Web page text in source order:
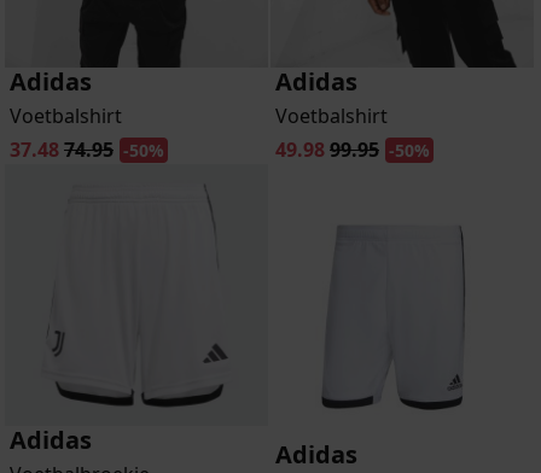
Adidas
Voetbalshirt
37.4874.95 -50%
Adidas
Voetbalshirt
49.9899.95 -50%
Adidas Adidas